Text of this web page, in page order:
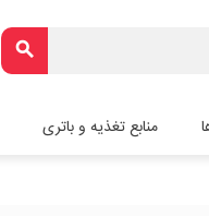
search
منابع تغذیه و باتری